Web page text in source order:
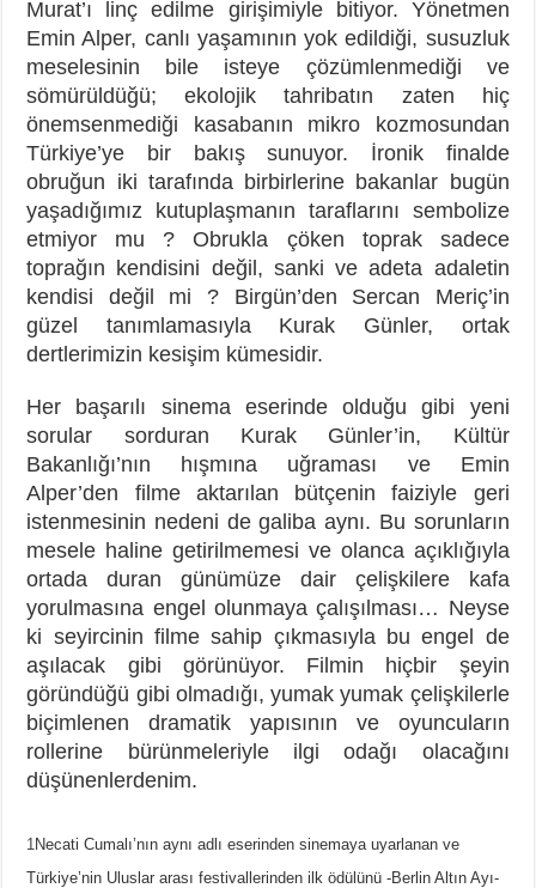
Murat’ı linç edilme girişimiyle bitiyor. Yönetmen
Emin Alper, canlı yaşamının yok edildiği, susuzluk
meselesinin bile isteye çözümlenmediği ve
sömürüldüğü; ekolojik tahribatın zaten hiç
önemsenmediği kasabanın mikro kozmosundan
Türkiye’ye bir bakış sunuyor. İronik finalde
obruğun iki tarafında birbirlerine bakanlar bugün
yaşadığımız kutuplaşmanın taraflarını sembolize
etmiyor mu ? Obrukla çöken toprak sadece
toprağın kendisini değil, sanki ve adeta adaletin
kendisi değil mi ? Birgün’den Sercan Meriç’in
güzel tanımlamasıyla Kurak Günler, ortak
dertlerimizin kesişim kümesidir.
Her başarılı sinema eserinde olduğu gibi yeni
sorular sorduran Kurak Günler’in, Kültür
Bakanlığı’nın hışmına uğraması ve Emin
Alper’den filme aktarılan bütçenin faiziyle geri
istenmesinin nedeni de galiba aynı. Bu sorunların
mesele haline getirilmemesi ve olanca açıklığıyla
ortada duran günümüze dair çelişkilere kafa
yorulmasına engel olunmaya çalışılması… Neyse
ki seyircinin filme sahip çıkmasıyla bu engel de
aşılacak gibi görünüyor. Filmin hiçbir şeyin
göründüğü gibi olmadığı, yumak yumak çelişkilerle
biçimlenen dramatik yapısının ve oyuncuların
rollerine bürünmeleriyle ilgi odağı olacağını
düşünenlerdenim.
1 Necati Cumalı’nın aynı adlı eserinden sinemaya uyarlanan ve
Türkiye’nin Uluslar arası festivallerinden ilk ödülünü -Berlin Altın Ayı-